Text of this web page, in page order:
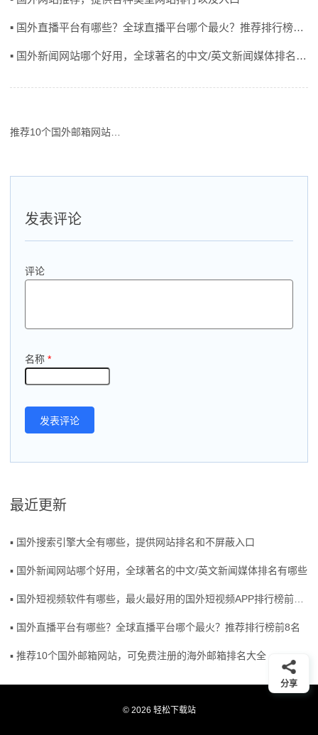
▪ 国外直播平台有哪些？全球直播平台哪个最火？推荐排行榜前8名
▪ 国外新闻网站哪个好用，全球著名的中文/英文新闻媒体排名有哪些
分享
文
导
发表评论
评论
名称 *
最近更新
▪ 国外搜索引擎大全有哪些，提供网站排名和不屏蔽入口
▪ 国外新闻网站哪个好用，全球著名的中文/英文新闻媒体排名有哪些
▪ 国外直播平台有哪些？全球直播平台哪个最火？推荐排行榜前8名
▪ 推荐10个国外邮箱网站，可免费注册的海外邮箱排名大全
© 2026 轻松下载站